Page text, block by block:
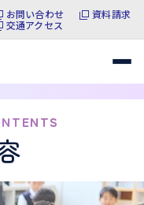
お問い合わせ
資料請求
交通アクセス